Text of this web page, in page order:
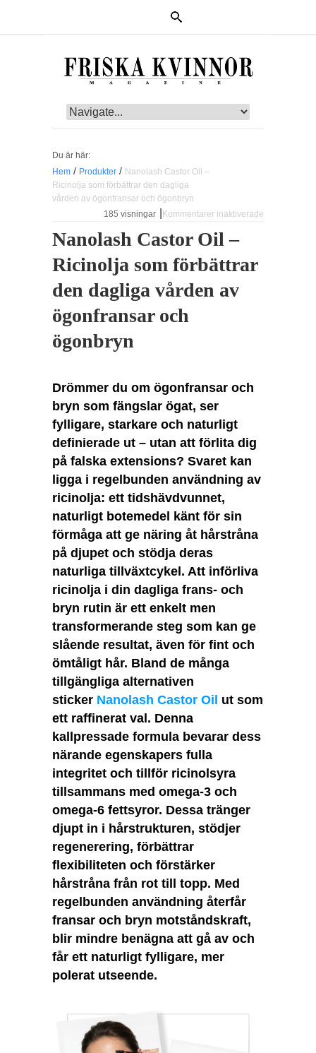
Du är här:
Hem / Produkter / Nanolash Castor Oil –
Ricinolja som förbättrar den dagliga
vården av ögonfransar och ögonbryn
185 visningar
Kommentarer inaktiverade
Nanolash Castor Oil –
Ricinolja som förbättrar
den dagliga vården av
ögonfransar och
ögonbryn
Drömmer du om ögonfransar och
bryn som fängslar ögat, ser
fylligare, starkare och naturligt
definierade ut – utan att förlita dig
på falska extensions? Svaret kan
ligga i regelbunden användning av
ricinolja: ett tidshävdvunnet,
naturligt botemedel känt för sin
förmåga att ge näring åt hårstråna
på djupet och stödja deras
naturliga tillväxtcykel. Att införliva
ricinolja i din dagliga frans- och
bryn rutin är ett enkelt men
transformerande steg som kan ge
slående resultat, även för fint och
ömtåligt hår. Bland de många
tillgängliga alternativen
sticker Nanolash Castor Oil ut som
ett raffinerat val. Denna
kallpressade formula bevarar dess
närande egenskapers fulla
integritet och tillför ricinolsyra
tillsammans med omega-3 och
omega-6 fettsyror. Dessa tränger
djupt in i hårstrukturen, stödjer
regenerering, förbättrar
flexibiliteten och förstärker
hårstråna från rot till topp. Med
regelbunden användning återfår
fransar och bryn motståndskraft,
blir mindre benägna att gå av och
får ett naturligt fylligare, mer
polerat utseende.